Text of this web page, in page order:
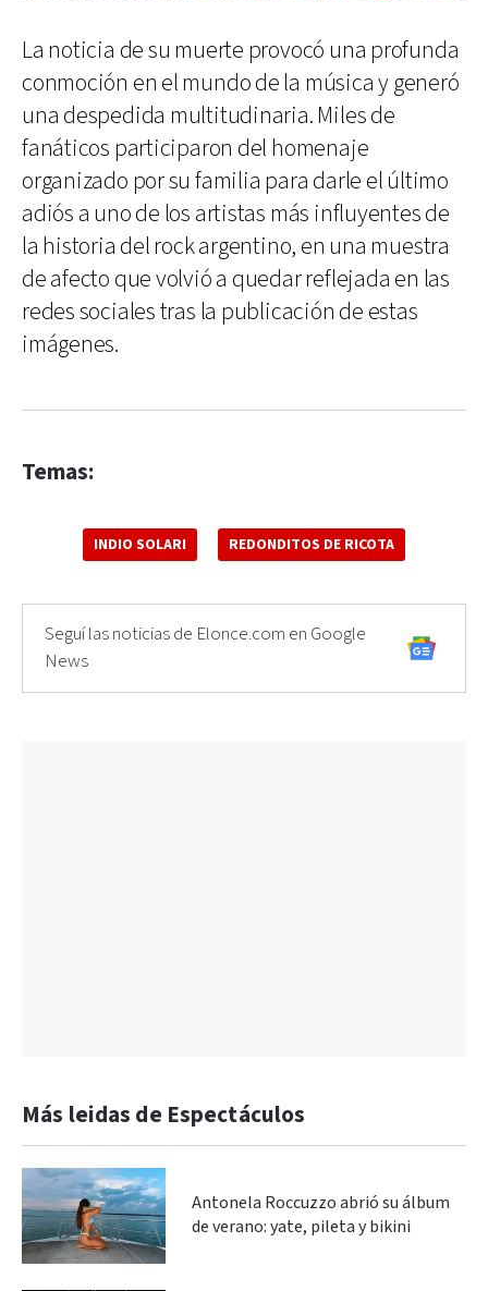
La noticia de su muerte provocó una profunda
conmoción en el mundo de la música y generó
una despedida multitudinaria. Miles de
fanáticos participaron del homenaje
organizado por su familia para darle el último
adiós a uno de los artistas más influyentes de
la historia del rock argentino, en una muestra
de afecto que volvió a quedar reflejada en las
redes sociales tras la publicación de estas
imágenes.
Temas:
INDIO SOLARI REDONDITOS DE RICOTA
Seguí las noticias de Elonce.com en Google
News
Más leidas de Espectáculos
Antonela Roccuzzo abrió su álbum
de verano: yate, pileta y bikini